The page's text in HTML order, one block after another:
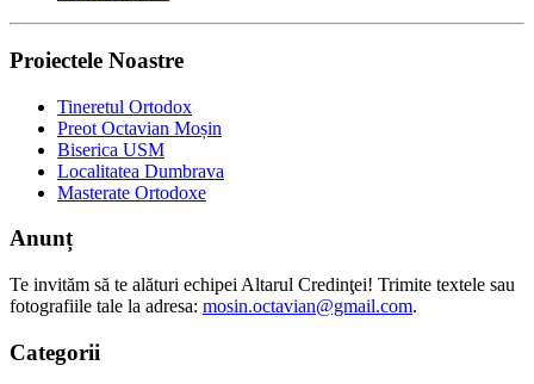
Proiectele Noastre
Tineretul Ortodox
Preot Octavian Moșin
Biserica USM
Localitatea Dumbrava
Masterate Ortodoxe
Anunț
Te invităm să te alături echipei Altarul Credinţei! Trimite textele sau
fotografiile tale la adresa: mosin.octavian@gmail.com.
Categorii